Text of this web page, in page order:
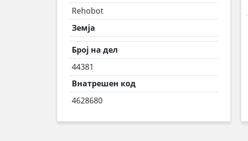
Rehobot
Земја
Број на дел
44381
Внатрешен код
4628680